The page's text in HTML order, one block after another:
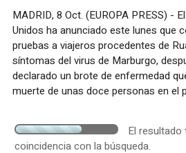
MADRID, 8 Oct. (EUROPA PRESS) -
Unidos ha anunciado este lunes que
pruebas a viajeros procedentes de
síntomas del virus de Marburgo,
declarado un brote de enfermedad
muerte de unas doce personas en el
El resultado
coincidencia con la búsqueda.